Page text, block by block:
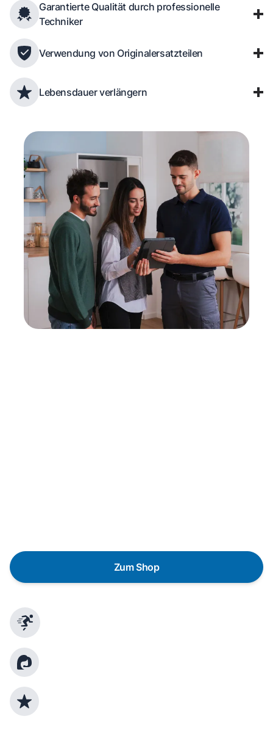
Garantierte Qualität durch professionelle
Techniker
Verwendung von Originalersatzteilen
Lebensdauer verlängern
Zum Shop